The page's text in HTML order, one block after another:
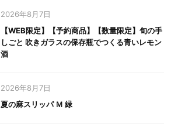
2026年8月7日
【WEB限定】【予約商品】【数量限定】旬の手
しごと 吹きガラスの保存瓶でつくる青いレモン
酒
2026年8月7日
夏の麻スリッパ Ｍ 緑